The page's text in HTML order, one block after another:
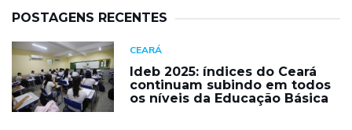
POSTAGENS RECENTES
CEARÁ
Ideb 2025: índices do Ceará
continuam subindo em todos
os níveis da Educação Básica